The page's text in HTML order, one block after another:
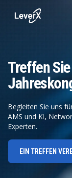
SAP S/4HANA
RISE with SAP
SAP Ariba
Digital Supply
Treffen
Begleiten Sie uns
AMS und KI,
Experten.
EIN TREFFEN